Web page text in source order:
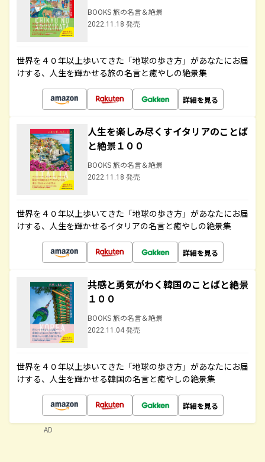
BOOKS 旅の名言＆絶景
2022.11.18 発売
世界を４０年以上歩いてきた「地球の歩き方」があなたにお届
けする、人生を輝かせる旅の名言と癒やしの絶景集
詳細を見る
人生を楽しみ尽くすイタリアのことば
と絶景１００
BOOKS 旅の名言＆絶景
2022.11.18 発売
世界を４０年以上歩いてきた「地球の歩き方」があなたにお届
けする、人生を輝かせるイタリアの名言と癒やしの絶景集
詳細を見る
共感と勇気がわく韓国のことばと絶景
１００
BOOKS 旅の名言＆絶景
2022.11.04 発売
世界を４０年以上歩いてきた「地球の歩き方」があなたにお届
けする、人生を輝かせる韓国の名言と癒やしの絶景集
詳細を見る
AD